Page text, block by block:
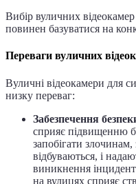
Вибір вуличних
повинен базуватися на
Переваги вуличних
Вуличні відеокамери для
низку переваг:
Забезпечення
сприяє підвищенню
запобігати
відбуваються, і
виникнення
на вулицях сприяє